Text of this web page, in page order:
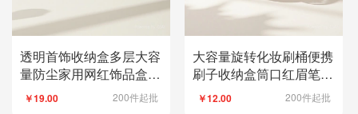
透明首饰收纳盒多层大容
量防尘家用网红饰品盒旋
转耳钉耳饰耳环盒
￥19.00 200件起批
大容量旋转化妆刷桶便携
刷子收纳盒筒口红眉笔眼
影刷带盖防尘笔筒
￥12.00 200件起批